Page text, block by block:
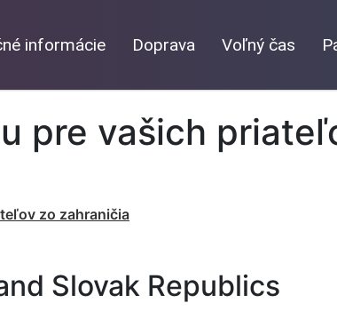
informácie Doprava Voľný čas
pre vašich
zo zahraničia
Slovak Republics